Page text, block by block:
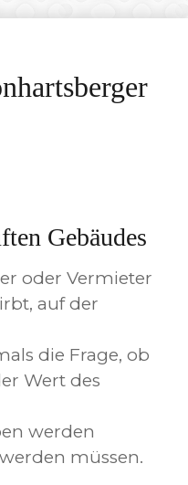
Gebäudes
oder Vermieter
auf der
die Frage, ob
Wert des
werden
müssen.